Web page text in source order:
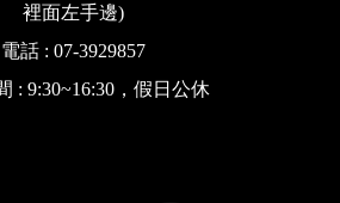
裡面左手邊)
電話 : 07-3929857
: 9:30~16:30，假日公休